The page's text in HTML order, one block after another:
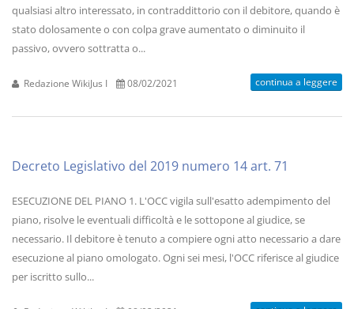
qualsiasi altro interessato, in contraddittorio con il debitore, quando è
stato dolosamente o con colpa grave aumentato o diminuito il
passivo, ovvero sottratta o...
Redazione WikiJus I 08/02/2021 continua a leggere
Decreto Legislativo del 2019 numero 14 art. 71
ESECUZIONE DEL PIANO 1. L'OCC vigila sull'esatto adempimento del
piano, risolve le eventuali difficoltà e le sottopone al giudice, se
necessario. Il debitore è tenuto a compiere ogni atto necessario a dare
esecuzione al piano omologato. Ogni sei mesi, l'OCC riferisce al giudice
per iscritto sullo...